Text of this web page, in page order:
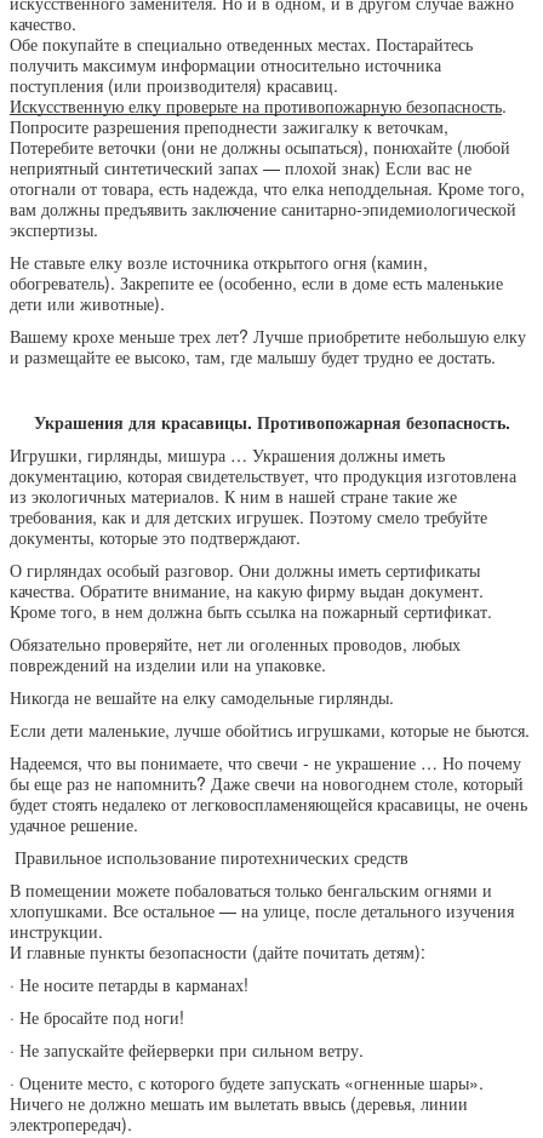
качество.
Обе покупайте в специально отведенных местах. Постарайтесь
получить максимум информации относительно источника
поступления (или производителя) красавиц.
Искусственную елку проверьте на противопожарную безопасность.
Попросите разрешения преподнести зажигалку к веточкам,
Потеребите веточки (они не должны осыпаться), понюхайте (любой
неприятный синтетический запах — плохой знак) Если вас не
отогнали от товара, есть надежда, что елка неподдельная. Кроме того,
вам должны предъявить заключение санитарно-эпидемиологической
экспертизы.
Не ставьте елку возле источника открытого огня (камин,
обогреватель). Закрепите ее (особенно, если в доме есть маленькие
дети или животные).
Вашему крохе меньше трех лет? Лучше приобретите небольшую елку
и размещайте ее высоко, там, где малышу будет трудно ее достать.
Украшения для красавицы. Противопожарная безопасность.
Игрушки, гирлянды, мишура … Украшения должны иметь
документацию, которая свидетельствует, что продукция изготовлена
из экологичных материалов. К ним в нашей стране такие же
требования, как и для детских игрушек. Поэтому смело требуйте
документы, которые это подтверждают.
О гирляндах особый разговор. Они должны иметь сертификаты
качества. Обратите внимание, на какую фирму выдан документ.
Кроме того, в нем должна быть ссылка на пожарный сертификат.
Обязательно проверяйте, нет ли оголенных проводов, любых
повреждений на изделии или на упаковке.
Никогда не вешайте на елку самодельные гирлянды.
Если дети маленькие, лучше обойтись игрушками, которые не бьются.
Надеемся, что вы понимаете, что свечи - не украшение … Но почему
бы еще раз не напомнить? Даже свечи на новогоднем столе, который
будет стоять недалеко от легковоспламеняющейся красавицы, не очень
удачное решение.
Правильное использование пиротехнических средств
В помещении можете побаловаться только бенгальским огнями и
хлопушками. Все остальное — на улице, после детального изучения
инструкции.
И главные пункты безопасности (дайте почитать детям):
· Не носите петарды в карманах!
· Не бросайте под ноги!
· Не запускайте фейерверки при сильном ветру.
· Оцените место, с которого будете запускать «огненные шары».
Ничего не должно мешать им вылетать ввысь (деревья, линии
электропередач).